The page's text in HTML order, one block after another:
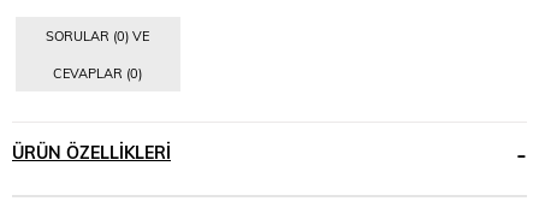
SORULAR (0) VE
CEVAPLAR (0)
ÜRÜN ÖZELLIKLERI